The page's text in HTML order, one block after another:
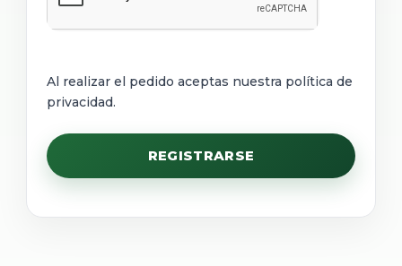
Al realizar el pedido aceptas nuestra política de
privacidad.
REGISTRARSE